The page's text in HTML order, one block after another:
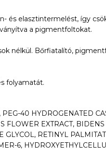
és elasztintermelést, így
a pigmentfoltokat.
nélkül. Bőrfiatalító,
folyamatát.
PEG-40 HYDROGENATED
FLOWER EXTRACT,
GLYCOL, RETINYL
6,